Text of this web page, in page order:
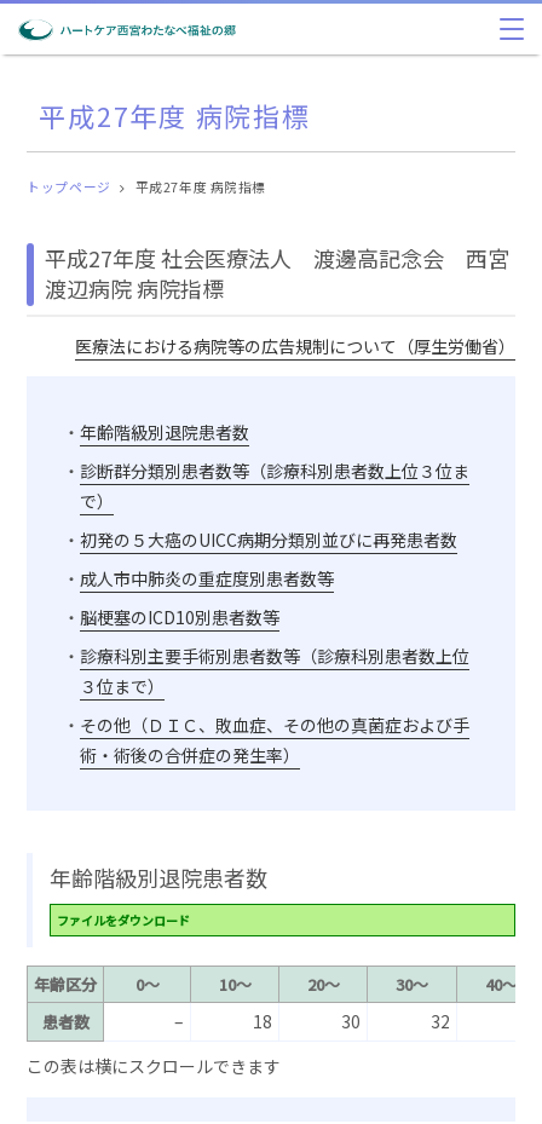
平成27年度 病院指標
トップページ 平成27年度 病院指標
平成27年度社会医療法人 渡邊高記念会 西宮
渡辺病院病院指標
医療法における病院等の広告規制について（厚生労働省）
年齢階級別退院患者数
診断群分類別患者数等（診療科別患者数上位３位ま
で）
初発の５大癌のUICC病期分類別並びに再発患者数
成人市中肺炎の重症度別患者数等
脳梗塞のICD10別患者数等
診療科別主要手術別患者数等（診療科別患者数上位
３位まで）
その他（ＤＩＣ、敗血症、その他の真菌症および手
術・術後の合併症の発生率）
年齢階級別退院患者数
ファイルをダウンロード
年齢区分 0～ 10～ 20～ 30～
40～
患者数
– 18 30 32